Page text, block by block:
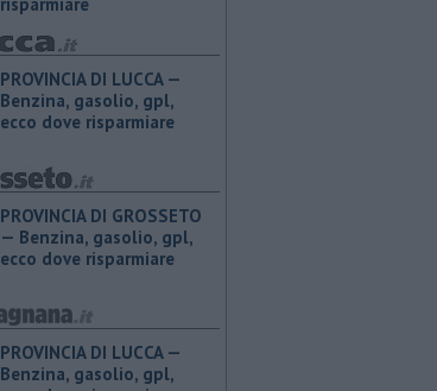
PROVINCIA DI LUCCA — ​
Benzina, gasolio, gpl,
ecco dove risparmiare
PROVINCIA DI GROSSETO
— ​Benzina, gasolio, gpl,
ecco dove risparmiare
PROVINCIA DI LUCCA — ​
Benzina, gasolio, gpl,